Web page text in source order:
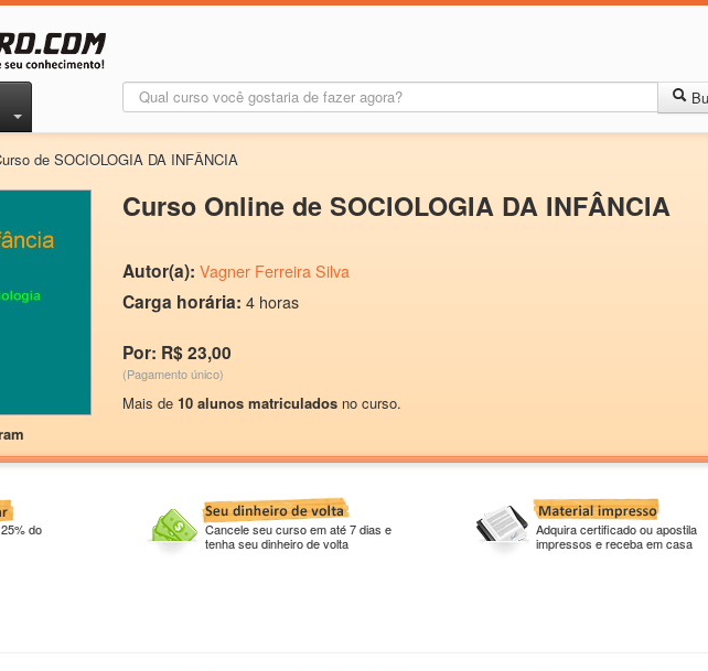
de SOCIOLOGIA DA INFÂNCIA
Curso Online de SOCIOLOGIA DA INFÂNCIA
Autor(a): Vagner Ferreira Silva
Carga horária: 4 horas
Por: R$ 23,00
(Pagamento único)
Mais de 10 alunos matriculados no curso.
do
Cancele seu curso em até 7 dias e
tenha seu dinheiro de volta
Adquira certificado ou apostila
impressos e receba em casa